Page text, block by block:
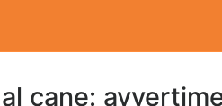
cane: